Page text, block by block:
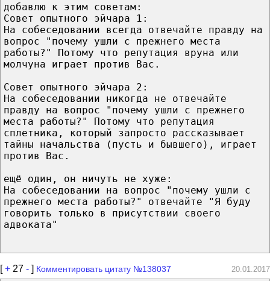
добавлю к этим советам:
Совет опытного эйчара 1:
На собеседовании всегда отвечайте правду на
вопрос "почему ушли с прежнего места
работы?" Потому что репутация вруна или
молчуна играет против Вас.
Совет опытного эйчара 2:
На собеседовании никогда не отвечайте
правду на вопрос "почему ушли с прежнего
места работы?" Потому что репутация
сплетника, который запросто рассказывает
тайны начальства (пусть и бывшего), играет
против Вас.
ещё один, он ничуть не хуже:
На собеседовании на вопрос "почему ушли с
прежнего места работы?" отвечайте "Я буду
говорить только в присутствии своего
адвоката"
[+ 27 - ] Комментировать цитату №138037 20.01.2017